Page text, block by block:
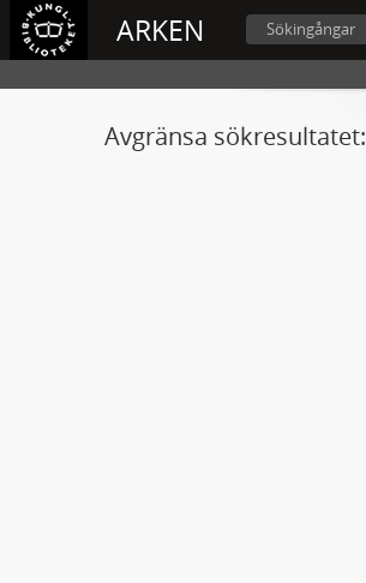
ARKEN Sökingångar
Avgränsa sökresultatet: